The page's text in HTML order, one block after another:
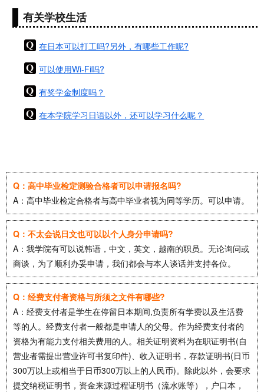
有关学校生活
在日本可以打工吗?另外，有哪些工作呢?
可以使用Wi-Fi吗?
有奖学金制度吗？
在本学院学习日语以外，还可以学习什么呢？
Q：高中毕业检定测验合格者可以申请报名吗?
A：高中毕业检定合格者与高中毕业者视为同等学历。可以申请。
Q：不太会说日文也可以以个人身分申请吗?
A：我学院有可以说韩语，中文，英文，越南的职员。无论询问或
商谈，为了顺利办妥申请，我们都会与本人谈话并支持各位。
Q：经费支付者资格与所须之文件有哪些?
A：经费支付者是学生在停留日本期间,负责所有学费以及生活费
等的人。经费支付者一般都是申请人的父母。作为经费支付者的
资格为有能力支付相关费用的人。相关证明资料为在职证明书(自
营业者需提出营业许可书复印件)、收入证明书，存款证明书(日币
300万以上或相当于日币300万以上的人民币)。除此以外，会要求
提交纳税证明书，资金来源过程证明书（流水账等），户口本，